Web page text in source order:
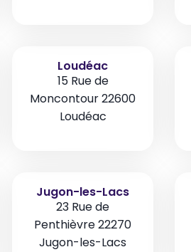
Loudéac
15 Rue de
Moncontour 22600
Loudéac
Jugon-les-Lacs
23 Rue de
Penthièvre 22270
Jugon-les-Lacs